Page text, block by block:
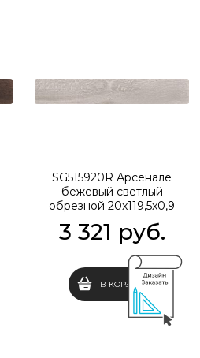
SG515920R Арсенале
бежевый светлый
обрезной 20x119,5x0,9
3 321 руб.
В КОРЗИНУ